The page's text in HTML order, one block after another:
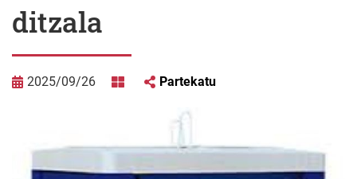
ditzala
2025/09/26 Partekatu